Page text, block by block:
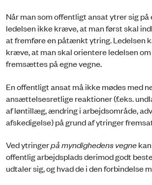
Når man som offentligt ansat ytrer sig på
ledelsen ikke kræve, at man først skal
at fremføre en påtænkt ytring. Ledelsen
kræve, at man skal orientere ledelsen
fremsættes på egne vegne.
En offentligt ansat må ikke mødes med
ansættelsesretlige reaktioner (f.eks.
af løntillæg, ændring i arbejdsområde,
afskedigelse) på grund af ytringer
Ved ytringerpå myndighedens vegne
offentlig arbejdsplads derimod godt
udtaler sig, og hvad de i den forbindelse